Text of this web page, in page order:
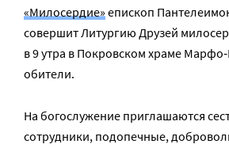
«Милосердие»епископ
совершит Литургию Друзей
в 9 утра в Покровском храме
обители.
На богослужение приглашаются
сотрудники, подопечные,